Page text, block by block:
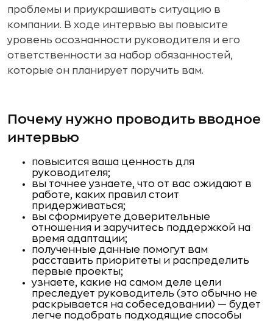
проблемы и приукрашивать ситуацию в
компании. В ходе интервью вы повысите
уровень осознанности руководителя и его
ответственности за набор обязанностей,
которые он планирует поручить вам.
Почему нужно проводить вводное
интервью
повысится ваша ценность для
руководителя;
вы точнее узнаете, что от вас ожидают в
работе, каких правил стоит
придерживаться;
вы сформируете доверительные
отношения и заручитесь поддержкой на
время адаптации;
полученные данные помогут вам
расставить приоритеты и распределить
первые проекты;
узнаете, какие на самом деле цели
преследует руководитель (это обычно не
раскрывается на собеседовании) — будет
легче подобрать подходящие способы